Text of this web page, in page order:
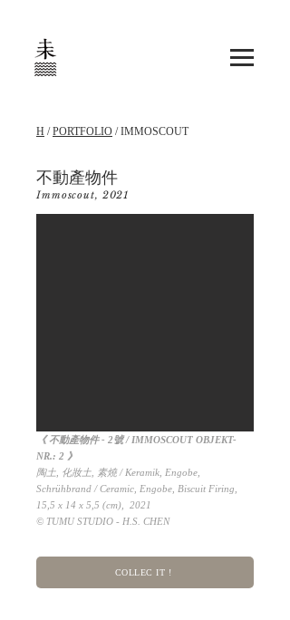
H /PORTFOLIO / IMMOSCOUT
不動產物件
Immoscout, 2021
《 不動產物件 - 2號 / IMMOSCOUT OBJEKT-
NR.: 2 》
陶土, 化妝土, 素燒 / Keramik, Engobe,
Schrühbrand / Ceramic, Engobe, Biscuit Firing,
15,5 x 14 x 5,5 (cm), 2021
© TUMU STUDIO - H.S. CHEN
COLLEC IT !